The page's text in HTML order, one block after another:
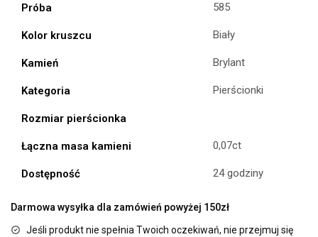
Próba 585
Kolor kruszcu Biały
Kamień Brylant
Kategoria Pierścionki
Rozmiar pierścionka
Łączna masa kamieni 0,07ct
Dostępność 24 godziny
Darmowa wysyłka dla zamówień powyżej 150zł
Jeśli produkt nie spełnia Twoich oczekiwań, nie przejmuj się